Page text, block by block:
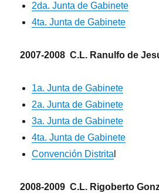
2da. Junta de Gabinete
4ta. Junta de Gabinete
2007-2008 C.L. Ranulfo de
1a. Junta de Gabinete
2a. Junta de Gabinete
3a. Junta de Gabinete
4ta. Junta de Gabinete
Convención Distrita
2008-2009 C.L. Rigoberto